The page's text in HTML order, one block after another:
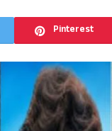
Pinterest